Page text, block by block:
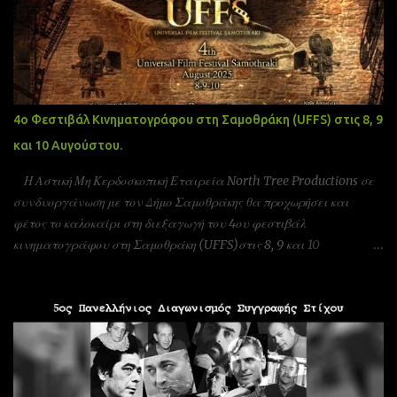
4ο Φεστιβάλ Κινηματογράφου στη Σαμοθράκη (UFFS) στις 8, 9
και 10 Αυγούστου.
Η Αστική Μη Κερδοσκοπική Εταιρεία North Tree Productions σε
συνδυοργάνωση με τον Δήμο Σαμοθράκης θα προχωρήσει και
φέτος το καλοκαίρι στη διεξαγωγή του 4ου φεστιβάλ
κινηματογράφου στη Σαμοθράκη (UFFS)στις 8, 9 και 10
πρεσβίας Τσεχίας όπως επίσης και υπο την Αιγίδα της Unesco
Πειραιώς και νήσων και της Action Art καθώς και της Εταιρεία
Ελλήνων Σκηνοθετών και της Ένωσης Σεναριογράφων Ελλάδας. Το
παγκόσμιο φεστιβάλ ταινιών μικρού μήκους Σαμοθράκης είναι
ένα νέο φεστιβάλ που λαμβάνει χώρα κάθε καλοκαίρι στο νησί